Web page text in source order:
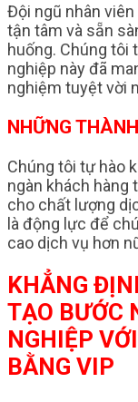
Đội ngũ nhân
tận tâm và sẵn
huống. Chúng tôi
nghiệp này đã
nghiệm tuyệt vời
NHỮNG
Chúng tôi tự hào
ngàn khách hàng
cho chất lượng
là động lực để
cao dịch vụ hơn
KHẲNG
TẠO BƯỚC
NGHIỆP
BẰNG VIP